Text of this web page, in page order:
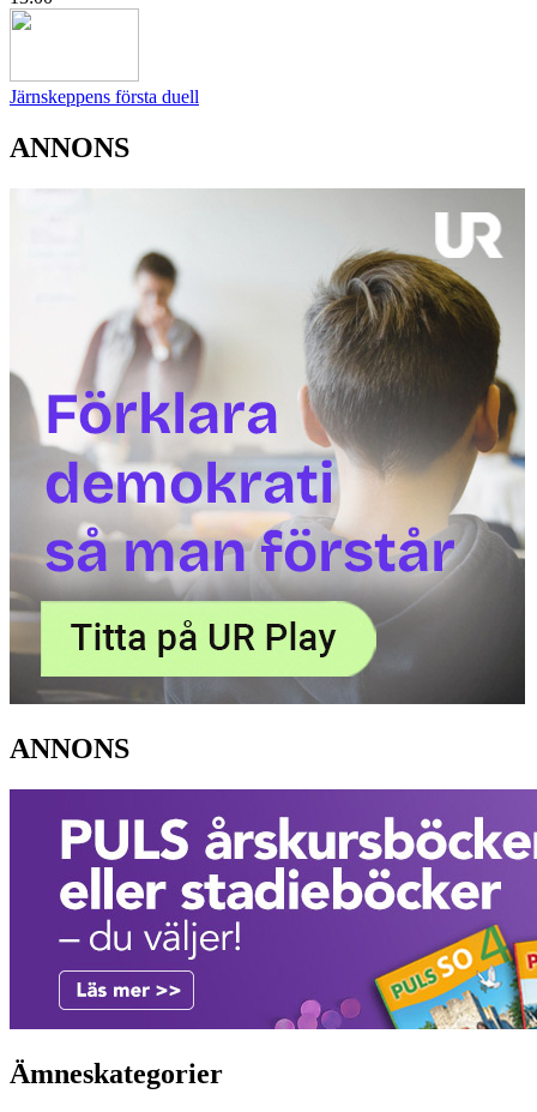
Järnskeppens första duell
ANNONS
ANNONS
Ämneskategorier